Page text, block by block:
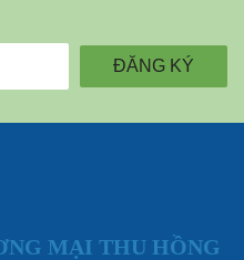
ĐĂNG KÝ
MẠI THU HỒNG